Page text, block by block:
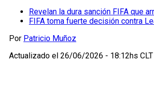
Revelan la dura sanción FIFA que
FIFA toma fuerte decisión contra
Por Patricio Muñoz
Actualizado el 26/06/2026 - 18:12hs CLT